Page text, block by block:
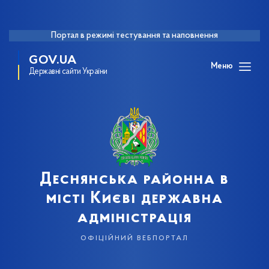
Портал в режимі тестування та наповнення
GOV.UA
Державні сайти України
Меню
Деснянська районна в
місті Києві державна
адміністрація
офіційний вебпортал